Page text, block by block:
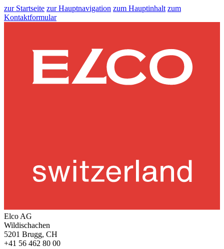
zur Startseite zur Hauptnavigation zum Hauptinhalt zum
Kontaktformular
Elco AG
Wildischachen
5201 Brugg, CH
+41 56 462 80 00